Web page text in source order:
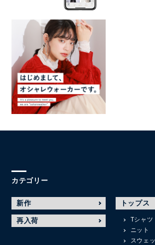
カテゴリー
新作
再入荷
トップス
Tシャツ
ニット
スウェ